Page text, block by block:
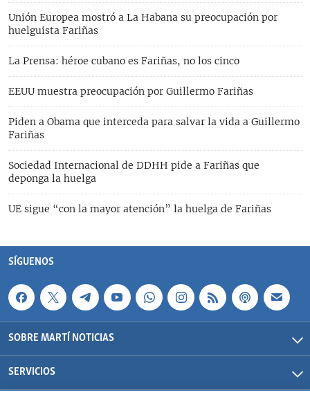
Unión Europea mostró a La Habana su preocupación por
huelguista Fariñas
La Prensa: héroe cubano es Fariñas, no los cinco
EEUU muestra preocupación por Guillermo Fariñas
Piden a Obama que interceda para salvar la vida a Guillermo
Fariñas
Sociedad Internacional de DDHH pide a Fariñas que
deponga la huelga
UE sigue “con la mayor atención” la huelga de Fariñas
SÍGUENOS
SOBRE MARTÍ NOTICIAS
SERVICIOS